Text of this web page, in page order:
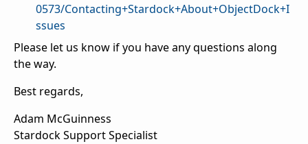
0573/Contacting+Stardock+About+ObjectDock+I
ssues
Please let us know if you have any questions along
the way.
Best regards,
Adam McGuinness
Stardock Support Specialist